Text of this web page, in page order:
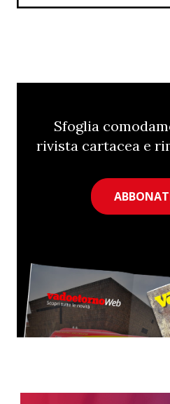
Sfoglia
rivista cartacea e